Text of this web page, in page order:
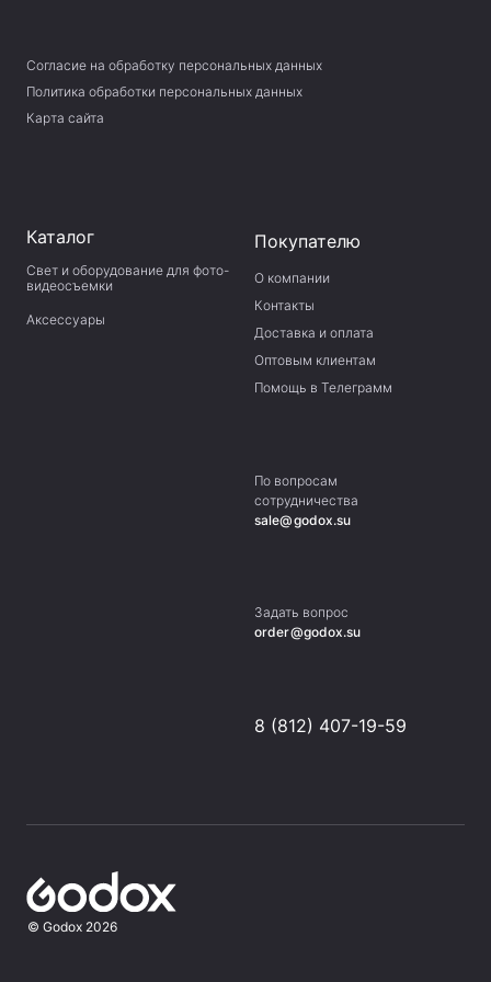
Согласие на обработку персональных данных
Политика обработки персональных данных
Карта сайта
Каталог
Свет и оборудование для фото-
видеосъемки
Аксессуары
Покупателю
О компании
Контакты
Доставка и оплата
Оптовым клиентам
Помощь в Телеграмм
По вопросам
сотрудничества
sale@godox.su
Задать вопрос
order@godox.su
8 (812) 407-19-59
© Godox 2026